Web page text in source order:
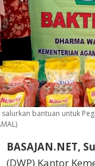
salurkan bantuan untuk
BASAJAN.NET,
(DWP) Kantor